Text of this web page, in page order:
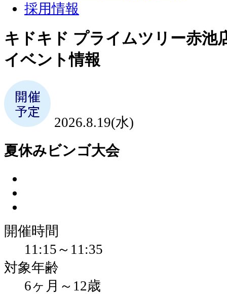
採用情報
キドキド プライムツリー赤池
イベント情報
2026.8.19(水)
夏休みビンゴ大会
開催時間
11:15～11:35
対象年齢
6ヶ月～12歳